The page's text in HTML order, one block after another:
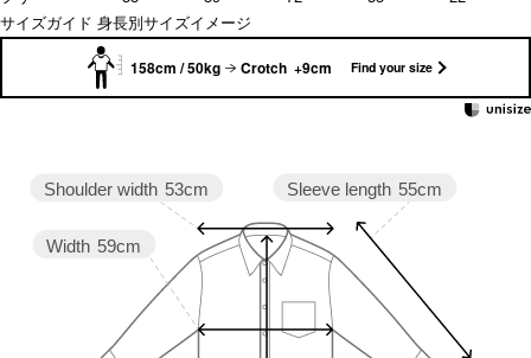
サイズガイド 身長別サイズイメージ
158cm / 50kg Crotch +9cm Find your size
Sleeve length 55cm
Width 59cm
Shoulder width 53cm